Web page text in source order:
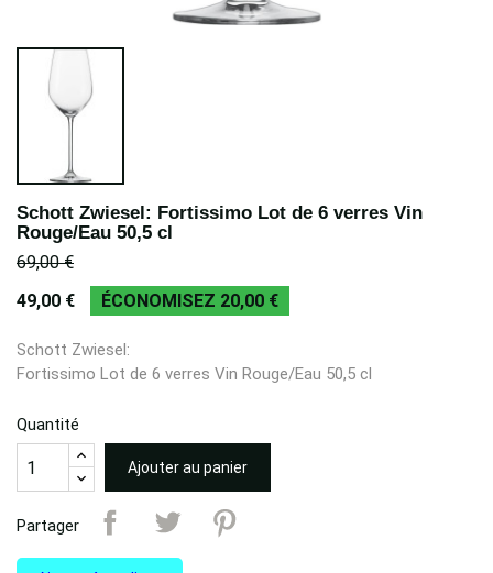
Schott Zwiesel: Fortissimo Lot de 6 verres Vin
Rouge/Eau 50,5 cl
69,00 €
49,00 €
ÉCONOMISEZ 20,00 €
Schott Zwiesel:
Fortissimo Lot de 6 verres Vin Rouge/Eau 50,5 cl
Quantité
Ajouter au panier
Partager